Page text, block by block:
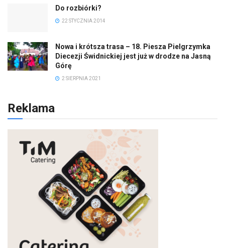
Do rozbiórki?
22 STYCZNIA 2014
Nowa i krótsza trasa – 18. Piesza Pielgrzymka
Diecezji Świdnickiej jest już w drodze na Jasną
Górę
2 SIERPNIA 2021
Reklama